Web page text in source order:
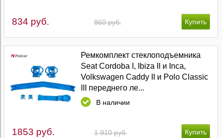
860 руб.
834 руб.
Ремкомплект стеклоподъемника
Seat Cordoba I, Ibiza II и Inca,
Volkswagen Caddy II и Polo Classic
III переднего ле...
В наличии
1 910 руб.
1853 руб.